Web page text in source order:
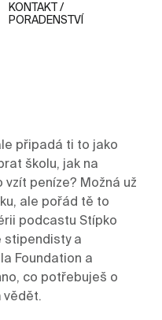
KONTAKT /
PORADENSTVÍ
připadá ti to jako
školu, jak na
vzít peníze? Možná už
ale pořád tě to
podcastu Stípko
stipendisty a
Foundation a
co potřebuješ o
vědět.